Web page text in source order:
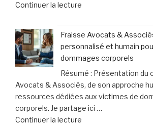
Continuer la lecture
:
cette
pratique
controversée
d’injection
pour
augmenter
la
Fraisse Avocats &
personnalisé et humain
dommages corporels
Résumé : Présentation du
Avocats & Associés, de son approche
ressources dédiées aux victimes de
corporels. Je partage ici …
Continuer la lecture